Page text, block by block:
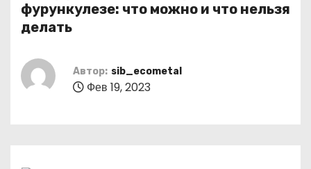
фурункулезе: что можно и что нельзя
делать
Автор: sib_ecometal
Фев 19, 2023